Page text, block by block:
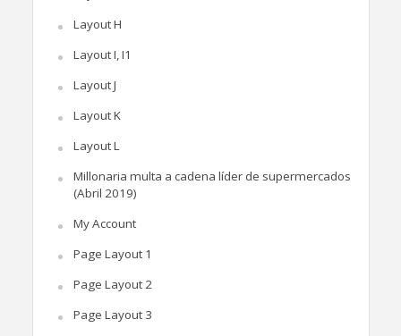
Layout H
Layout I, I1
Layout J
Layout K
Layout L
Millonaria multa a cadena líder de supermercados
(Abril 2019)
My Account
Page Layout 1
Page Layout 2
Page Layout 3